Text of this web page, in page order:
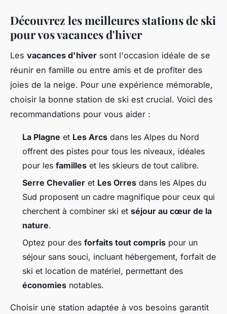
Découvrez les meilleures stations de ski
pour vos vacances d'hiver
Les vacances d'hiver sont l'occasion idéale de se
réunir en famille ou entre amis et de profiter des
joies de la neige. Pour une expérience mémorable,
choisir la bonne station de ski est crucial. Voici des
recommandations pour vous aider :
La Plagne et Les Arcs dans les Alpes du Nord
offrent des pistes pour tous les niveaux, idéales
pour les familles et les skieurs de tout calibre.
Serre Chevalier et Les Orres dans les Alpes du
Sud proposent un cadre magnifique pour ceux qui
cherchent à combiner ski et séjour au cœur de la
nature.
Optez pour des forfaits tout compris pour un
séjour sans souci, incluant hébergement, forfait de
ski et location de matériel, permettant des
économies notables.
Choisir une station adaptée à vos besoins garantit